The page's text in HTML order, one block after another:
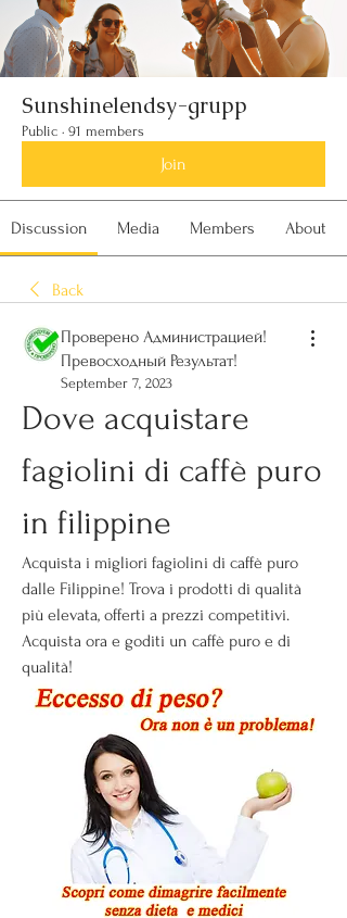
Sunshinelendsy-grupp
Public · 91 members
Join
Discussion Media Members About
Back
Проверено Администрацией!
Превосходный Результат!
September 7, 2023
Dove acquistare
fagiolini di caffè puro
in filippine
Acquista i migliori fagiolini di caffè puro
dalle Filippine! Trova i prodotti di qualità
più elevata, offerti a prezzi competitivi.
Acquista ora e goditi un caffè puro e di
qualità!